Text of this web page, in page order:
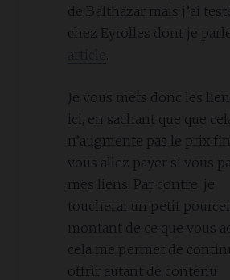
de Balthazar mais j’ai
chez Eyrolles dont je
Je vous mets donc les
ici, en sachant que que
n’augmente pas le prix
vous allez payer si vous
mes liens. Par contre, je
toucherai un petit
montant de ce que vous
cela me permet de
offrir autant de contenu